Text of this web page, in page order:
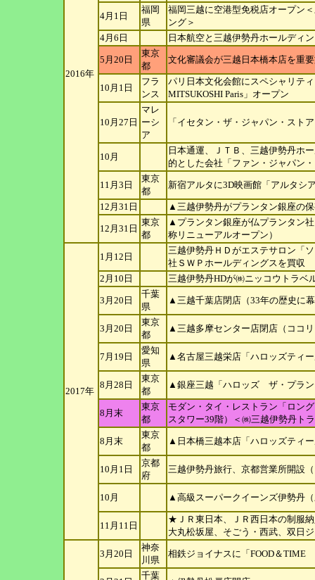
2016年
4月1日
福岡
県
福岡三越に空港型免税店オープン
ング ＞
4月6日
日本航空と三越伊勢丹ホールディ
5月20日
東京
都
文化審議会が三越日本橋本店を重
10月1日
フラ
ンス
パリ日本文化会館にスペシャリティ
MITSUKOSHI Paris」オープン
10月27日
マレ
ーシ
ア
「イセタン・ザ・ジャパン・スト
10月
日本通運、ＪＴＢ、三越伊勢丹ホ
的と した会社「ファン・ジャパン
11月3日
東京
都
新宿アルタに3D映画館「アルタシ
12月31日 ▲三越伊勢丹がプランタン銀座の
12月31日
東京
都
▲プランタン銀座が仏プランタン
称リ ニューアルオープン）
2017年
1月12日
三越伊勢丹ＨＤがエステサロン「
社ＳＷＰ ホールディングスを買収
2月10日
三越伊勢丹HDが㈱ニッコウトラベ
3月20日
千葉
県
▲三越千葉店閉店（33年の歴史に
3月20日
東京
都
▲三越多摩センター店閉店（ココ
7月19日
愛知
県
▲名古屋三越栄店「ハロッズティ
8月28日
東京
都
▲銀座三越「ハロッズ ザ・プラン
8月末
東京
都
モダン・タイ・レストラン「ロン
スタワー39階）＜㈱三越伊勢丹ト
8月末
東京
都
▲日本橋三越本店「ハロッズティ
10月1日
京都
府
三越伊勢丹旅行、京都営業所開設
10月 ▲高級スーパークイーンズ伊勢丹
11月11日
★ＪＲ東日本、ＪＲ西日本の制服
大丸松坂屋、そごう・西武、双日
3月20日
神奈
川県
相鉄ジョイナスに「FOOD＆TIME
千葉